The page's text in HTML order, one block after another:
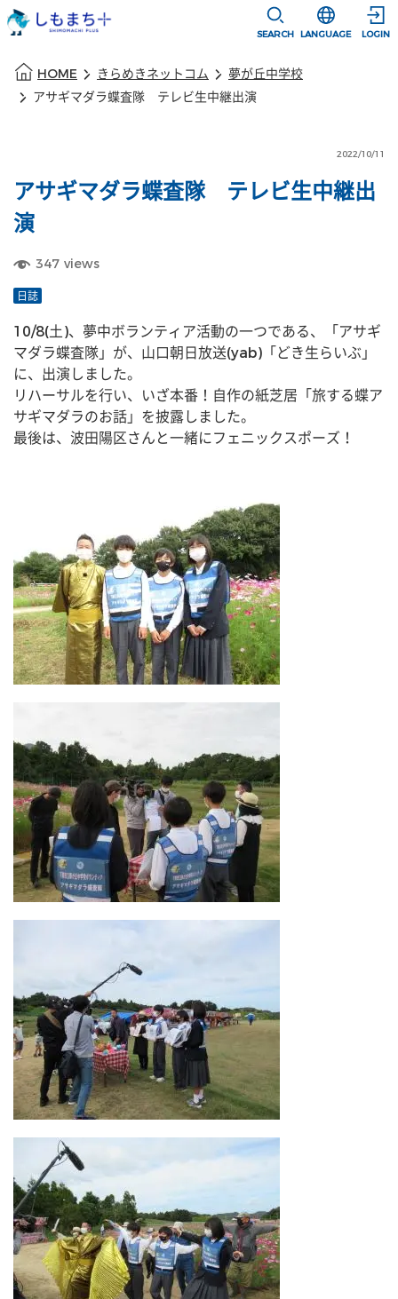
SEARCH
選択すると言
LANGUAGE LOGIN
HOME きらめきネットコム
夢が丘中学校
アサギマダラ蝶査隊 テレビ生中継出演
2022/10/11
アサギマダラ蝶査隊 テレビ生中継出
演
347 views
日誌
10/8(土)、夢中ボランティア活動の一つである、「アサギ
マダラ蝶査隊」が、山口朝日放送(yab)「どき生らいぶ」
に、出演しました。
リハーサルを行い、いざ本番！自作の紙芝居「旅する蝶ア
サギマダラのお話」を披露しました。
最後は、波田陽区さんと一緒にフェニックスポーズ！